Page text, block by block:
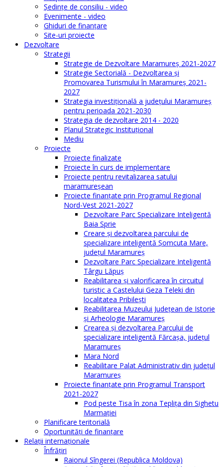
Şedinţe de consiliu - video
Evenimente - video
Ghiduri de finanţare
Site-uri proiecte
Dezvoltare
Strategii
Strategie de Dezvoltare Maramureș 2021-2027
Strategie Sectorială - Dezvoltarea și
Promovarea Turismului în Maramureș 2021-
2027
Strategia investiţională a județului Maramureș
pentru perioada 2021-2030
Strategia de dezvoltare 2014 - 2020
Planul Strategic Instituţional
Mediu
Proiecte
Proiecte finalizate
Proiecte în curs de implementare
Proiecte pentru revitalizarea satului
maramureşean
Proiecte finanțate prin Programul Regional
Nord-Vest 2021-2027
Dezvoltare Parc Specializare Inteligentă
Baia Sprie
Creare și dezvoltarea parcului de
specializare inteligentă Șomcuta Mare,
județul Maramureș
Dezvoltare Parc Specializare Inteligentă
Târgu Lăpuș
Reabilitarea și valorificarea în circuitul
turistic a Castelului Geza Teleki din
localitatea Pribilești
Reabilitarea Muzeului Județean de Istorie
și Arheologie Maramureș
Crearea și dezvoltarea Parcului de
specializare inteligentă Fărcașa, județul
Maramureș
Mara Nord
Reabilitare Palat Administrativ din județul
Maramureș
Proiecte finanțate prin Programul Transport
2021-2027
Pod peste Tisa în zona Teplița din Sighetu
Marmației
Planificare teritorială
Oportunităţi de finanţare
Relaţii internaţionale
Înfrăţiri
Raionul Sîngerei (Republica Moldova)